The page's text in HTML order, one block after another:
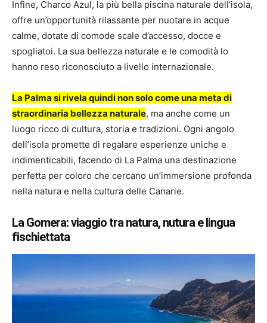
Infine, Charco Azul, la più bella piscina naturale dell’isola,
offre un’opportunità rilassante per nuotare in acque
calme, dotate di comode scale d’accesso, docce e
spogliatoi. La sua bellezza naturale e le comodità lo
hanno reso riconosciuto a livello internazionale.
La Palma si rivela quindi non solo come una meta di
straordinaria bellezza naturale, ma anche come un
luogo ricco di cultura, storia e tradizioni. Ogni angolo
dell’isola promette di regalare esperienze uniche e
indimenticabili, facendo di La Palma una destinazione
perfetta per coloro che cercano un’immersione profonda
nella natura e nella cultura delle Canarie.
La Gomera: viaggio tra natura, nutura e lingua
fischiettata